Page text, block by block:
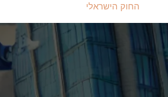
החוק הישראלי